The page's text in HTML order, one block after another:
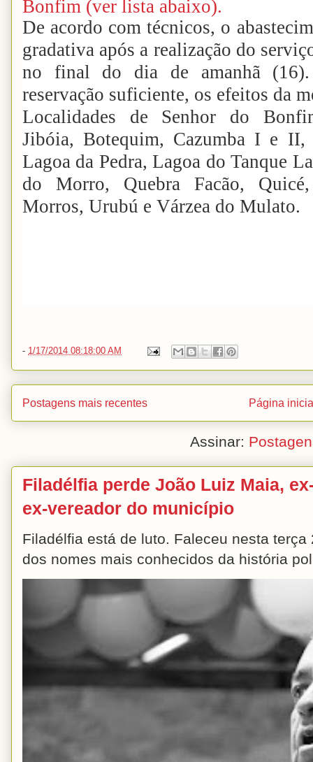
Bonfim (ver lista abaixo).
De acordo com técnicos, o
gradativa após a realização do
no final do dia de amanhã
reservação suficiente, os efeitos da
Localidades de Senhor do
Jibóia, Botequim, Cazumba I e II,
Lagoa da Pedra, Lagoa do Tanque
do Morro, Quebra Facão,
Morros, Urubú e Várzea do Mulato.
- 1/17/2014 08:18:00 AM
Postagens mais recentes Página
Assinar:
Filadélfia perde João Luiz Maia,
ex-vereador do município
Filadélfia está de luto. Faleceu nesta
dos nomes mais conhecidos da história